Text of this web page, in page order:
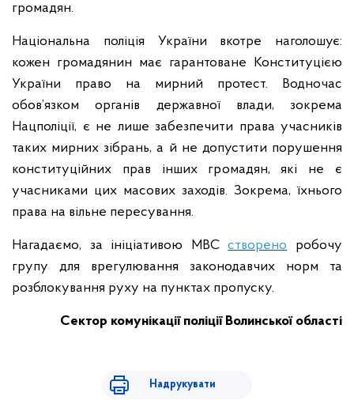
громадян.
Національна поліція України вкотре наголошує:
кожен громадянин має гарантоване Конституцією
України право на мирний протест. Водночас
обов’язком органів державної влади, зокрема
Нацполіції, є не лише забезпечити права учасників
таких мирних зібрань, а й не допустити порушення
конституційних прав інших громадян, які не є
учасниками цих масових заходів. Зокрема, їхнього
права на вільне пересування.
Нагадаємо, за ініціативою МВСстворено робочу
групу для врегулювання законодавчих норм та
розблокування руху на пунктах пропуску.
Сектор комунікації поліції Волинської області
Надрукувати